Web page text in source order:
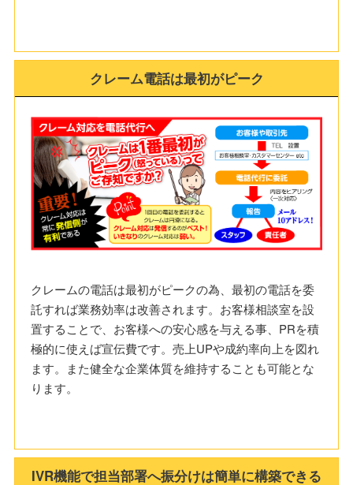
クレーム電話は最初がピーク
クレームの電話は最初がピークの為、最初の電話を委
託すれば業務効率は改善されます。お客様相談室を設
置することで、お客様への安心感を与える事、PRを積
極的に使えば宣伝費です。売上UPや成約率向上を図れ
ます。また健全な企業体質を維持することも可能とな
ります。
IVR機能で担当部署へ振分けは簡単に構築できる